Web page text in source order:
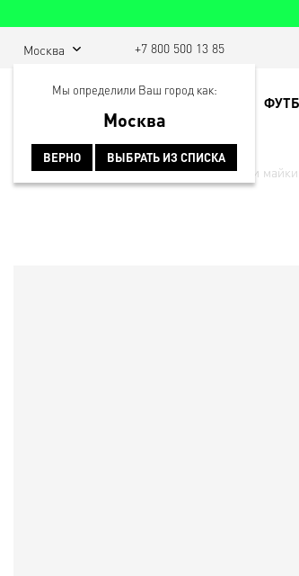
Москва
Мы определили Ваш город как:
Москва
ВЕРНО ВЫБРАТЬ ИЗ СПИСКА
+7 800 500 13 85
Главная Спортивная одежда Футболки и майки